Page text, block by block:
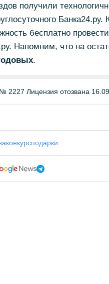
получили
бесплатно
Напомним, что на
.
Лицензия отозвана
конкурсподарки